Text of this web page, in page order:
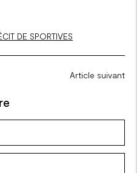
DE SPORTIVES
Article suivant